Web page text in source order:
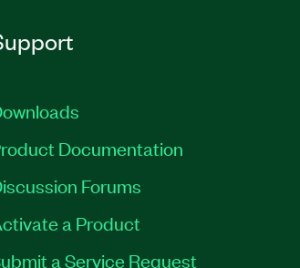
Documentation
Forums
a Product
a Service Request